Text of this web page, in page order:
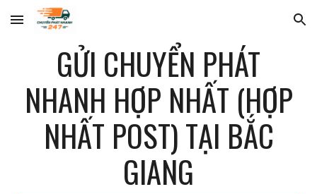
Skip to main content Skip to navigation
GỬI CHUYỂN PHÁT
NHANH HỢP NHẤT (HỢP
NHẤT POST) TẠI BẮC
GIANG